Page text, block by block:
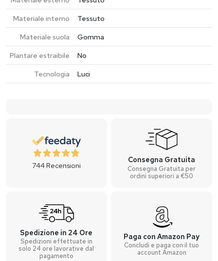
Materiale interno
Tessuto
Materiale suola
Gomma
Plantare estraibile
No
Tecnologia
Luci
744Recensioni
Consegna Gratuita
Consegna Gratuita per
ordini superiori a €50
Spedizione in 24 Ore
Spedizioni effettuate in
solo 24 ore lavorative dal
pagamento
Paga con Amazon Pay
Concludi e paga con il tuo
account Amazon